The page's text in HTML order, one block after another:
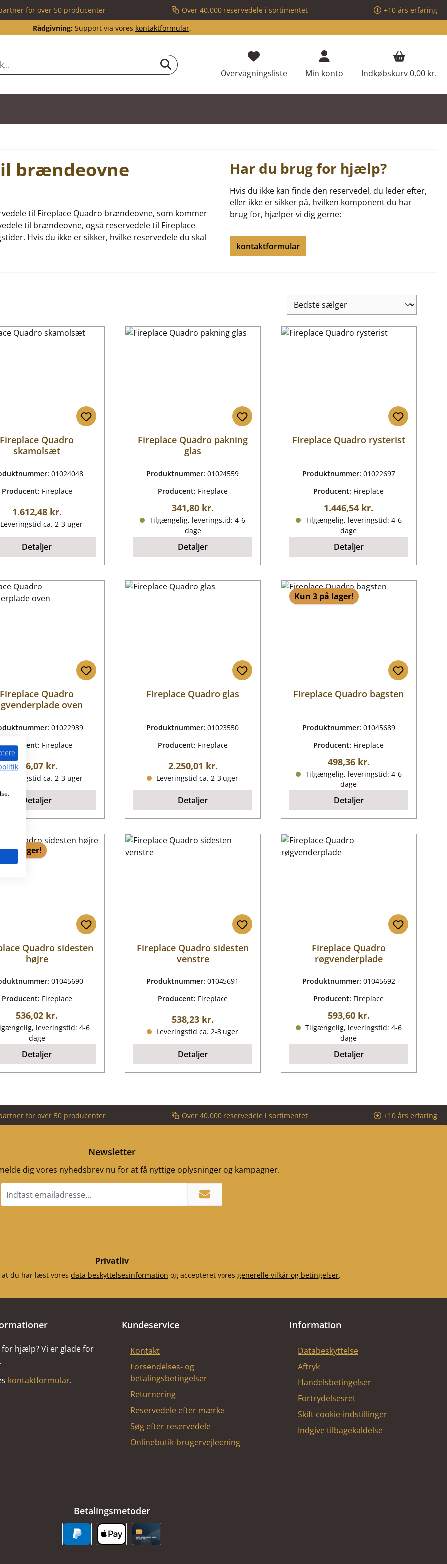
for over 50 producenter Over 40.000 reservedele i sortimentet
+10 års erfaring
Rådgivning: Support via vores kontaktformular.
OvervågningslisteDu har 0 ønskeliste varer
Min konto Indkøbskurv0,00 kr.
brændeovne
til Fireplace Quadro brændeovne, som kommer
til brændeovne, også reservedele til Fireplace
Hvis du ikke er sikker, hvilke reservedele du skal
Har du brug for hjælp?
Hvis du ikke kan finde den reservedel, du leder efter,
eller ikke er sikker på, hvilken komponent du har
brug for, hjælper vi dig gerne:
kontaktformular
Fireplace Quadro
skamolsæt
01024048
Producent: Fireplace
Almindelig pris:
1.612,48 kr.
ca. 2-3 uger
Detaljer
Fireplace Quadro pakning
glas
Produktnummer:01024559
Producent: Fireplace
Almindelig pris:
341,80 kr.
Tilgængelig, leveringstid: 4-6
dage
Detaljer
Fireplace Quadro rysterist
Produktnummer: 01022697
Producent: Fireplace
Almindelig pris:
1.446,54 kr.
Tilgængelig, leveringstid: 4-6
dage
Detaljer
Fireplace Quadro
oven
01022939
Producent: Fireplace
Almindelig pris:
406,07 kr.
ca. 2-3 uger
Detaljer
Fireplace Quadro glas
Produktnummer:01023550
Producent: Fireplace
Almindelig pris:
2.250,01 kr.
Leveringstid ca. 2-3 uger
Detaljer
Kun 3 på lager!
Fireplace Quadro bagsten
Produktnummer: 01045689
Producent: Fireplace
Almindelig pris:
498,36 kr.
Tilgængelig, leveringstid: 4-6
dage
Detaljer
på lager!
Quadro sidesten
højre
01045690
Producent: Fireplace
Almindelig pris:
536,02 kr.
leveringstid: 4-6
dage
Detaljer
Fireplace Quadro sidesten
venstre
Produktnummer:01045691
Producent: Fireplace
Almindelig pris:
538,23 kr.
Leveringstid ca. 2-3 uger
Detaljer
Fireplace Quadro
røgvenderplade
Produktnummer: 01045692
Producent: Fireplace
Almindelig pris:
593,60 kr.
Tilgængelig, leveringstid: 4-6
dage
Detaljer
for over 50 producenter Over 40.000 reservedele i sortimentet +10 års erfaring
Newsletter
dig vores nyhedsbrev nu for at få nyttige oplysninger og kampagner.
adresse
Privatliv
du har læst vores data beskyttelsesinformation og accepteret vores generelle vilkår og betingelser.
hjælp? Vi er glade for
kontaktformular.
Kundeservice
Kontakt
Forsendelses- og
betalingsbetingelser
Returnering
Reservedele efter mærke
Søg efter reservedele
Onlinebutik-brugervejledning
Information
Databeskyttelse
Aftryk
Handelsbetingelser
Fortrydelsesret
Skift cookie-indstillinger
Indgive tilbagekaldelse
Betalingsmetoder